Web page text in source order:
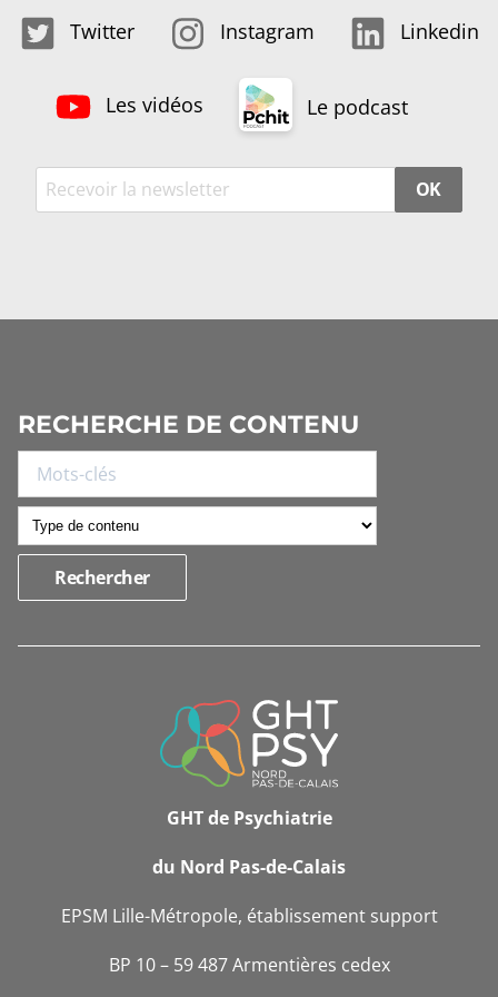
Twitter Instagram Linkedin
Les vidéos Le podcast
OK
RECHERCHE DE CONTENU
INFORMATIONS
GHT de Psychiatrie
du Nord Pas-de-Calais
EPSM Lille-Métropole, établissement support
BP 10 – 59 487 Armentières cedex